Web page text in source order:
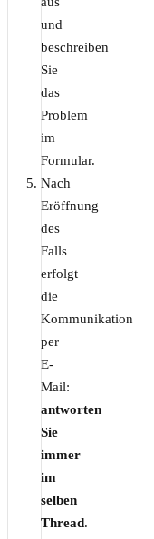
und
beschreiben
Sie
das
Problem
im
Formular.
Nach
Eröffnung
des
Falls
erfolgt
die
Kommunikation
per
E-
Mail:
antworten
Sie
immer
im
selben
Thread.